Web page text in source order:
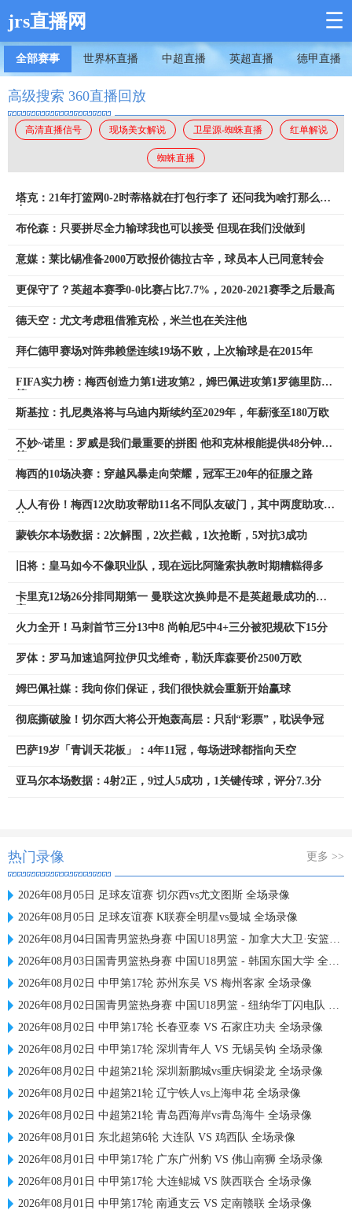
jrs直播网 ☰
全部赛事 世界杯直播 中超直播 英超直播 德甲直播
高级搜索 360直播回放
高清直播信号 现场美女解说 卫星源-蜘蛛直播 红单解说
蜘蛛直播
塔克：21年打篮网0-2时蒂格就在打包行李了 还问我为啥打那么努
布伦森：只要拼尽全力输球我也可以接受 但现在我们没做到
意媒：莱比锡准备2000万欧报价德拉古辛，球员本人已同意转会
更保守了？英超本赛季0-0比赛占比7.7%，2020-2021赛季之后最高
德天空：尤文考虑租借雅克松，米兰也在关注他
拜仁德甲赛场对阵弗赖堡连续19场不败，上次输球是在2015年
FIFA实力榜：梅西创造力第1进攻第2，姆巴佩进攻第1罗德里防守
斯基拉：扎尼奥洛将与乌迪内斯续约至2029年，年薪涨至180万欧
不妙~诺里：罗威是我们最重要的拼图 他和克林根能提供48分钟护
梅西的10场决赛：穿越风暴走向荣耀，冠军王20年的征服之路
人人有份！梅西12次助攻帮助11名不同队友破门，其中两度助攻恩
蒙铁尔本场数据：2次解围，2次拦截，1次抢断，5对抗3成功
旧将：皇马如今不像职业队，现在远比阿隆索执教时期糟糕得多
卡里克12场26分排同期第一 曼联这次换帅是不是英超最成功的决
火力全开！马刺首节三分13中8 尚帕尼5中4+三分被犯规砍下15分
罗体：罗马加速追阿拉伊贝戈维奇，勒沃库森要价2500万欧
姆巴佩社媒：我向你们保证，我们很快就会重新开始赢球
彻底撕破脸！切尔西大将公开炮轰高层：只刮“彩票”，耽误争冠
巴萨19岁「青训天花板」：4年11冠，每场进球都指向天空
亚马尔本场数据：4射2正，9过人5成功，1关键传球，评分7.3分
热门录像 更多 >>
2026年08月05日 足球友谊赛 切尔西vs尤文图斯 全场录像
2026年08月05日 足球友谊赛 K联赛全明星vs曼城 全场录像
2026年08月04日国青男篮热身赛 中国U18男篮 - 加拿大大卫·安篮球学院 全场录像
2026年08月03日国青男篮热身赛 中国U18男篮 - 韩国东国大学 全场录像
2026年08月02日 中甲第17轮 苏州东吴 VS 梅州客家 全场录像
2026年08月02日国青男篮热身赛 中国U18男篮 - 纽纳华丁闪电队 全场录像
2026年08月02日 中甲第17轮 长春亚泰 VS 石家庄功夫 全场录像
2026年08月02日 中甲第17轮 深圳青年人 VS 无锡吴钩 全场录像
2026年08月02日 中超第21轮 深圳新鹏城vs重庆铜梁龙 全场录像
2026年08月02日 中超第21轮 辽宁铁人vs上海申花 全场录像
2026年08月02日 中超第21轮 青岛西海岸vs青岛海牛 全场录像
2026年08月01日 东北超第6轮 大连队 VS 鸡西队 全场录像
2026年08月01日 中甲第17轮 广东广州豹 VS 佛山南狮 全场录像
2026年08月01日 中甲第17轮 大连鲲城 VS 陕西联合 全场录像
2026年08月01日 中甲第17轮 南通支云 VS 定南赣联 全场录像